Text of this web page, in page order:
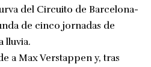
del Circuito de Barcelona-
de cinco jornadas de
lluvia.
a Max Verstappen y, tras